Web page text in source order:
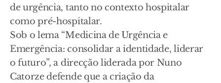
de urgência, tanto no contexto hospitalar
como pré-hospitalar.
Sob o lema “Medicina de Urgência e
Emergência: consolidar a identidade, liderar
o futuro”, a direcção liderada por Nuno
Catorze defende que a criação da